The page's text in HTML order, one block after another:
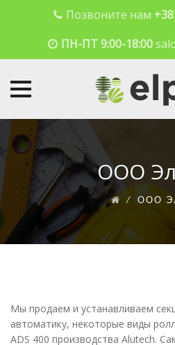
Позвоните нам
ПН-ПТ 9:00-18:00
ООО
⁄ООО
Мы продаем и устанавливаем
автоматику, некоторые виды
ADS 400 производства Alutech.